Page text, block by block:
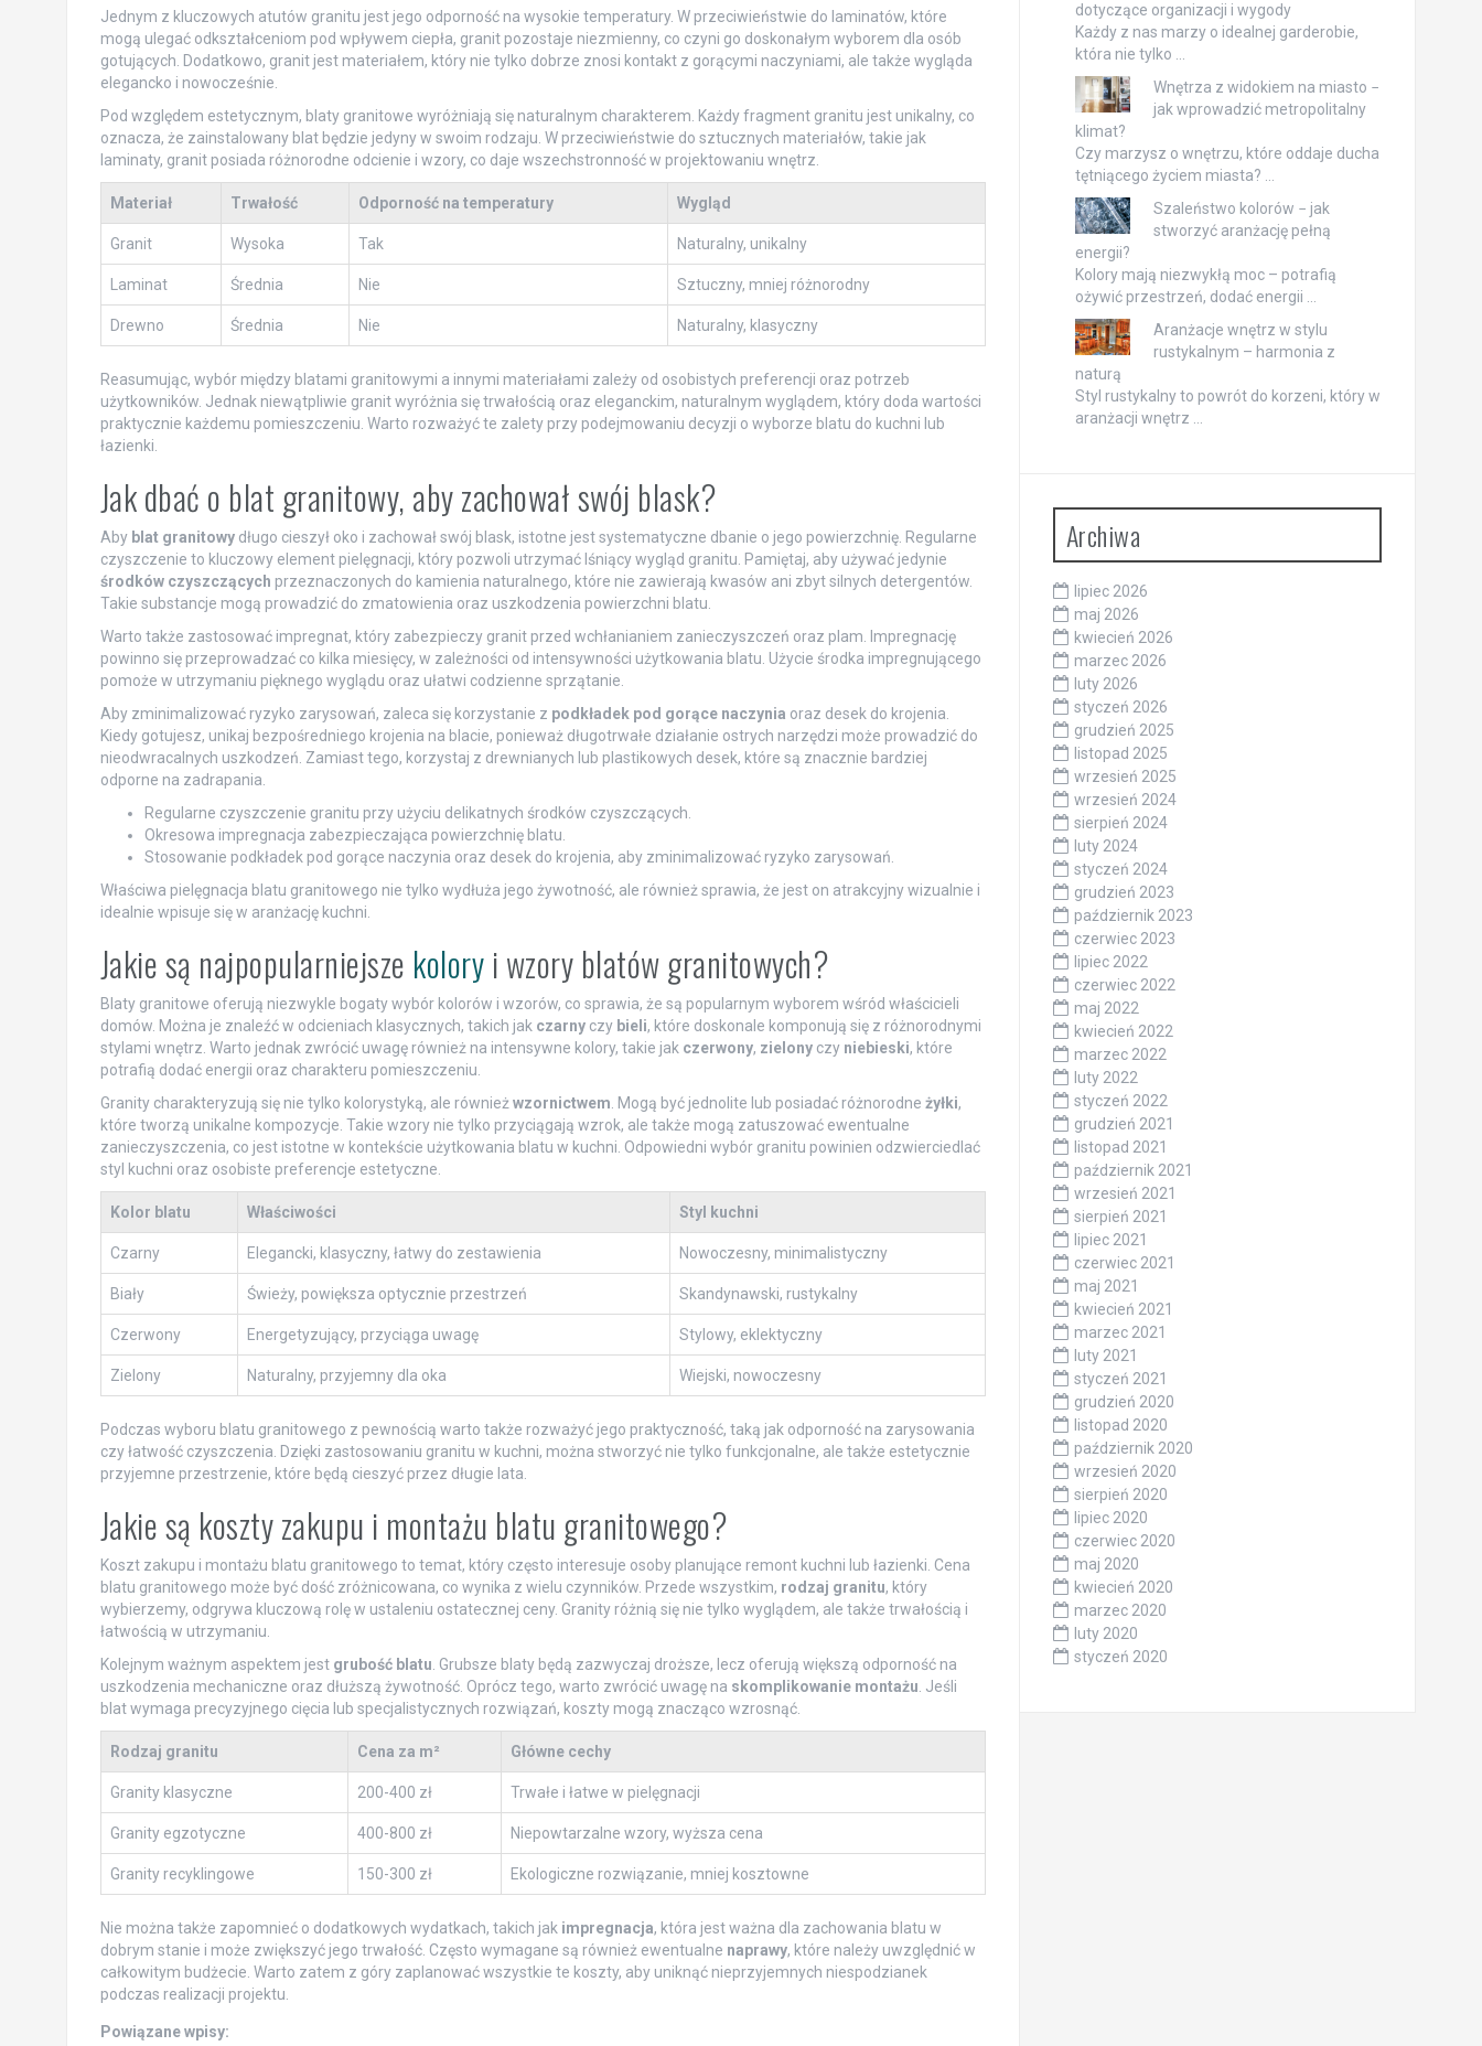
Jednym z kluczowych atutów granitu jest jego odporność na wysokie temperatury. W przeciwieństwie do laminatów, które
mogą ulegać odkształceniom pod wpływem ciepła, granit pozostaje niezmienny, co czyni go doskonałym wyborem dla osób
gotujących. Dodatkowo, granit jest materiałem, który nie tylko dobrze znosi kontakt z gorącymi naczyniami, ale także wygląda
elegancko i nowocześnie.
Pod względem estetycznym, blaty granitowe wyróżniają się naturalnym charakterem. Każdy fragment granitu jest unikalny, co
oznacza, że zainstalowany blat będzie jedyny w swoim rodzaju. W przeciwieństwie do sztucznych materiałów, takie jak
laminaty, granit posiada różnorodne odcienie i wzory, co daje wszechstronność w projektowaniu wnętrz.
Materiał Trwałość Odporność na temperatury Wygląd
Granit Wysoka Tak Naturalny, unikalny
Laminat Średnia Nie Sztuczny, mniej różnorodny
Drewno Średnia Nie Naturalny, klasyczny
Reasumując, wybór między blatami granitowymi a innymi materiałami zależy od osobistych preferencji oraz potrzeb
użytkowników. Jednak niewątpliwie granit wyróżnia się trwałością oraz eleganckim, naturalnym wyglądem, który doda wartości
praktycznie każdemu pomieszczeniu. Warto rozważyć te zalety przy podejmowaniu decyzji o wyborze blatu do kuchni lub
łazienki.
Jak dbać o blat granitowy, aby zachował swój blask?
Aby blat granitowydługo cieszył oko i zachował swój blask, istotne jest systematyczne dbanie o jego powierzchnię. Regularne
czyszczenie to kluczowy element pielęgnacji, który pozwoli utrzymać lśniący wygląd granitu. Pamiętaj, aby używać jedynie
środków czyszczących przeznaczonych do kamienia naturalnego, które nie zawierają kwasów ani zbyt silnych detergentów.
Takie substancje mogą prowadzić do zmatowienia oraz uszkodzenia powierzchni blatu.
Warto także zastosować impregnat, który zabezpieczy granit przed wchłanianiem zanieczyszczeń oraz plam. Impregnację
powinno się przeprowadzać co kilka miesięcy, w zależności od intensywności użytkowania blatu. Użycie środka impregnującego
pomoże w utrzymaniu pięknego wyglądu oraz ułatwi codzienne sprzątanie.
Aby zminimalizować ryzyko zarysowań, zaleca się korzystanie z podkładek pod gorące naczynia oraz desek do krojenia.
Kiedy gotujesz, unikaj bezpośredniego krojenia na blacie, ponieważ długotrwałe działanie ostrych narzędzi może prowadzić do
nieodwracalnych uszkodzeń. Zamiast tego, korzystaj z drewnianych lub plastikowych desek, które są znacznie bardziej
odporne na zadrapania.
Regularne czyszczenie granitu przy użyciu delikatnych środków czyszczących.
Okresowa impregnacja zabezpieczająca powierzchnię blatu.
Stosowanie podkładek pod gorące naczynia oraz desek do krojenia, aby zminimalizować ryzyko zarysowań.
Właściwa pielęgnacja blatu granitowego nie tylko wydłuża jego żywotność, ale również sprawia, że jest on atrakcyjny wizualnie i
idealnie wpisuje się w aranżację kuchni.
Jakie są najpopularniejsze kolory i wzory blatów granitowych?
Blaty granitowe oferują niezwykle bogaty wybór kolorów i wzorów, co sprawia, że są popularnym wyborem wśród właścicieli
domów. Można je znaleźć w odcieniach klasycznych, takich jak czarnyczy bieli, które doskonale komponują się z różnorodnymi
stylami wnętrz. Warto jednak zwrócić uwagę również na intensywne kolory, takie jak czerwony, zielonyczy niebieski, które
potrafią dodać energii oraz charakteru pomieszczeniu.
Granity charakteryzują się nie tylko kolorystyką, ale również wzornictwem . Mogą być jednolite lub posiadać różnorodne żyłki,
które tworzą unikalne kompozycje. Takie wzory nie tylko przyciągają wzrok, ale także mogą zatuszować ewentualne
zanieczyszczenia, co jest istotne w kontekście użytkowania blatu w kuchni. Odpowiedni wybór granitu powinien odzwierciedlać
styl kuchni oraz osobiste preferencje estetyczne.
Kolor blatu Właściwości Styl kuchni
Czarny Elegancki, klasyczny, łatwy do zestawienia Nowoczesny, minimalistyczny
Biały Świeży, powiększa optycznie przestrzeń Skandynawski, rustykalny
Czerwony Energetyzujący, przyciąga uwagę Stylowy, eklektyczny
Zielony Naturalny, przyjemny dla oka Wiejski, nowoczesny
Podczas wyboru blatu granitowego z pewnością warto także rozważyć jego praktyczność, taką jak odporność na zarysowania
czy łatwość czyszczenia. Dzięki zastosowaniu granitu w kuchni, można stworzyć nie tylko funkcjonalne, ale także estetycznie
przyjemne przestrzenie, które będą cieszyć przez długie lata.
Jakie są koszty zakupu i montażu blatu granitowego?
Koszt zakupu i montażu blatu granitowego to temat, który często interesuje osoby planujące remont kuchni lub łazienki. Cena
blatu granitowego może być dość zróżnicowana, co wynika z wielu czynników. Przede wszystkim, rodzaj granitu, który
wybierzemy, odgrywa kluczową rolę w ustaleniu ostatecznej ceny. Granity różnią się nie tylko wyglądem, ale także trwałością i
łatwością w utrzymaniu.
Kolejnym ważnym aspektem jest grubość blatu . Grubsze blaty będą zazwyczaj droższe, lecz oferują większą odporność na
uszkodzenia mechaniczne oraz dłuższą żywotność. Oprócz tego, warto zwrócić uwagę na skomplikowanie montażu . Jeśli
blat wymaga precyzyjnego cięcia lub specjalistycznych rozwiązań, koszty mogą znacząco wzrosnąć.
Rodzaj granitu Cena za m² Główne cechy
Granity klasyczne 200-400 zł Trwałe i łatwe w pielęgnacji
Granity egzotyczne 400-800 zł Niepowtarzalne wzory, wyższa cena
Granity recyklingowe 150-300 zł Ekologiczne rozwiązanie, mniej kosztowne
Nie można także zapomnieć o dodatkowych wydatkach, takich jak impregnacja, która jest ważna dla zachowania blatu w
dobrym stanie i może zwiększyć jego trwałość. Często wymagane są również ewentualne naprawy, które należy uwzględnić w
całkowitym budżecie. Warto zatem z góry zaplanować wszystkie te koszty, aby uniknąć nieprzyjemnych niespodzianek
podczas realizacji projektu.
Powiązane wpisy:
dotyczące organizacji i wygody
Każdy z nas marzy o idealnej garderobie,
która nie tylko …
Wnętrza z widokiem na miasto −
jak wprowadzić metropolitalny
klimat?
Czy marzysz o wnętrzu, które oddaje ducha
tętniącego życiem miasta? …
Szaleństwo kolorów − jak
stworzyć aranżację pełną
energii?
Kolory mają niezwykłą moc – potrafią
ożywić przestrzeń, dodać energii …
Aranżacje wnętrz w stylu
rustykalnym – harmonia z
naturą
Styl rustykalny to powrót do korzeni, który w
aranżacji wnętrz …
Archiwa
lipiec 2026
maj 2026
kwiecień 2026
marzec 2026
luty 2026
styczeń 2026
grudzień 2025
listopad 2025
wrzesień 2025
wrzesień 2024
sierpień 2024
luty 2024
styczeń 2024
grudzień 2023
październik 2023
czerwiec 2023
lipiec 2022
czerwiec 2022
maj 2022
kwiecień 2022
marzec 2022
luty 2022
styczeń 2022
grudzień 2021
listopad 2021
październik 2021
wrzesień 2021
sierpień 2021
lipiec 2021
czerwiec 2021
maj 2021
kwiecień 2021
marzec 2021
luty 2021
styczeń 2021
grudzień 2020
listopad 2020
październik 2020
wrzesień 2020
sierpień 2020
lipiec 2020
czerwiec 2020
maj 2020
kwiecień 2020
marzec 2020
luty 2020
styczeń 2020